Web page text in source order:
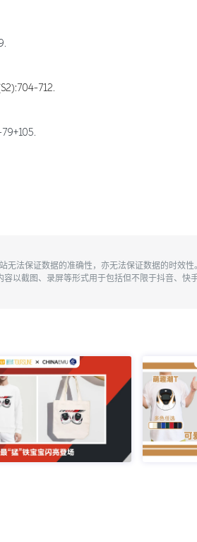
712.
法保证数据的准确性，亦无法保证数据的时效
以截图、录屏等形式用于包括但不限于抖音、快